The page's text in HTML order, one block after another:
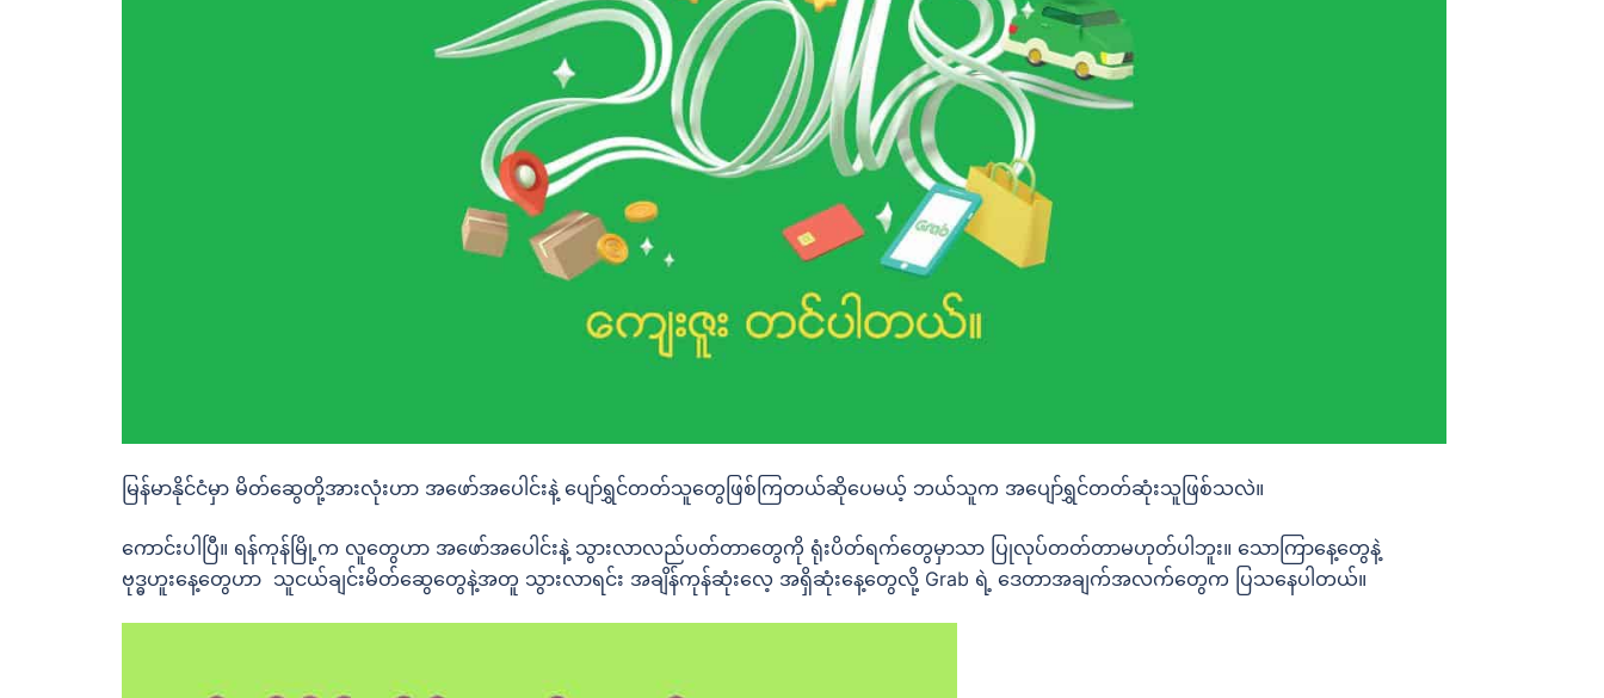
မြန်မာနိုင်ငံမှာ မိတ်ဆွေတို့အားလုံးဟာ အဖော်အပေါင်းနဲ့ ပျော်ရွှင်တတ်သူတွေဖြစ်ကြတယ်ဆိုပေမယ့် ဘယ်သူက အပျော်ရွှင်တတ်ဆုံးသူဖြစ်သလဲ။
ကောင်းပါပြီ။ ရန်ကုန်မြို့က လူတွေဟာ အဖော်အပေါင်းနဲ့ သွားလာလည်ပတ်တာတွေကို ရုံးပိတ်ရက်တွေမှာသာ ပြုလုပ်တတ်တာမဟုတ်ပါဘူး။ သောကြာနေ့တွေနဲ့
ဗုဒ္ဓဟူးနေ့တွေဟာ သူငယ်ချင်းမိတ်ဆွေတွေနဲ့အတူ သွားလာရင်း အချိန်ကုန်ဆုံးလေ့ အရှိဆုံးနေ့တွေလို့ Grab ရဲ့ ဒေတာအချက်အလက်တွေက ပြသနေပါတယ်။